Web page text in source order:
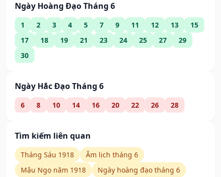
Ngày Hoàng Đạo Tháng 6
1 2 3 4 5 7 9 11 12 13
15
17
18 19 21 23 24 25 27
29
30
Ngày Hắc Đạo Tháng 6
6 8 10 14 16 20 22 26 28
Tìm kiếm liên quan
Tháng Sáu 1918
Âm lịch tháng 6
Mậu Ngọ năm 1918
Ngày hoàng đạo tháng 6